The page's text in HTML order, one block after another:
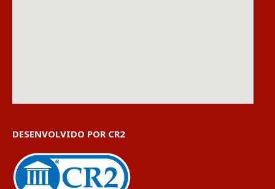
DESENVOLVIDO POR CR2